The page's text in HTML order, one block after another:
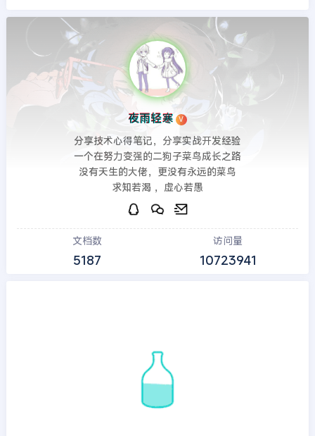
夜雨轻寒 V
分享技术心得笔记，分享实战开发经验
一个在努力变强的二狗子菜鸟成长之路
没有天生的大佬，更没有永远的菜鸟
求知若渴 ，虚心若愚
文档数
5187
访问量
10723941